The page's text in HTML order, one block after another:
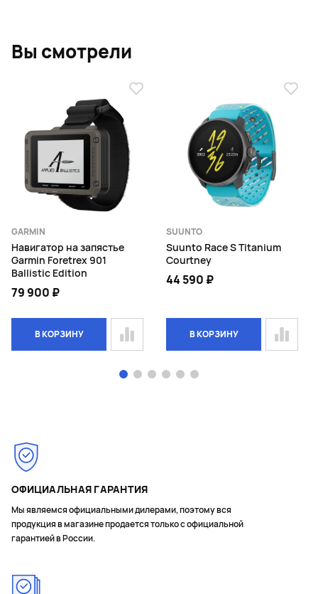
Вы смотрели
GARMIN
Навигатор на запястье
Garmin Foretrex 901
Ballistic Edition
79 900 ₽
В КОРЗИНУ
SUUNTO
Suunto Race S Titanium
Courtney
44 590 ₽
В КОРЗИНУ
ОФИЦИАЛЬНАЯ ГАРАНТИЯ
Мы являемся официальными дилерами, поэтому вся
продукция в магазине продается только с официальной
гарантией в России.